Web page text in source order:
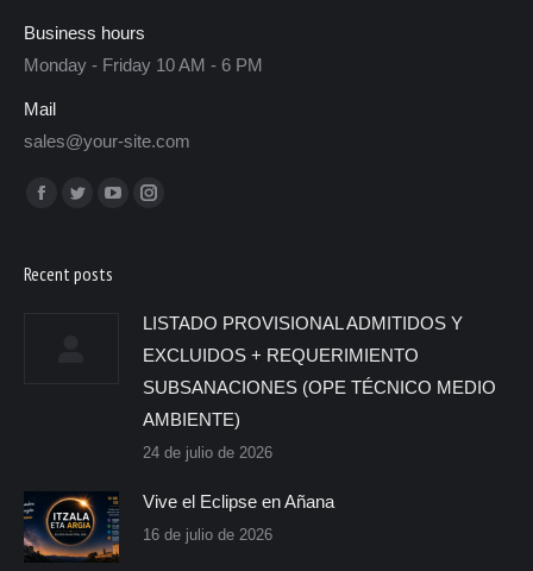
Business hours
Monday - Friday 10 AM - 6 PM
Mail
sales@your-site.com
Encuéntranos en:
Recent posts
LISTADO PROVISIONAL ADMITIDOS Y
EXCLUIDOS + REQUERIMIENTO
SUBSANACIONES (OPE TÉCNICO MEDIO
AMBIENTE)
24 de julio de 2026
Vive el Eclipse en Añana
16 de julio de 2026